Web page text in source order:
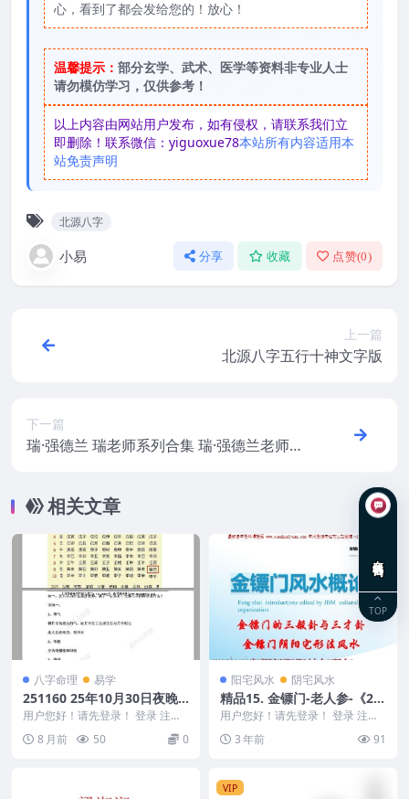
心，看到了都会发给您的！放心！
温馨提示： 部分玄学、武术、医学等资料非专业人士
请勿模仿学习，仅供参考！
以上内容由网站用户发布，如有侵权，请联系我们立
即删除！联系微信：yiguoxue78本站所有内容适用本
站免责声明
北源八字
小易 分享 收藏 点赞(0)
上一篇
北源八字五行十神文字版
下一篇
瑞·强德兰 瑞老师系列合集 瑞·强德兰老师通
相关文章
八字命理 易学
251160 25年10月30日夜晚
真传直播杨振宁八字看生死寿
夭、几婚几育，以及直断财富
三大通道，揭秘穷命与富贵命
用户您好！请先登录！ 登录 注册
25年10月30日夜晚真传直播杨振
宁八字看生死...
8 月前 50 0
阳宅风水 阴宅风水
精品15. 金镖门-老人参-《20
22年金镖门阴阳宅形法风水
概论（正文）》
用户您好！请先登录！ 登录 注册
参...3 年前 91
VIP
TOP